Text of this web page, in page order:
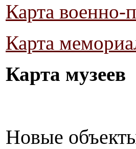
Карта военно-
Карта
Карта музеев
Новые